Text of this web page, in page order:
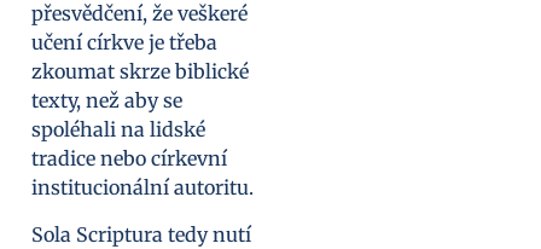
přesvědčení, že veškeré
učení církve je třeba
zkoumat skrze biblické
texty, než aby se
spoléhali na lidské
tradice nebo církevní
institucionální autoritu.
Sola Scriptura tedy nutí